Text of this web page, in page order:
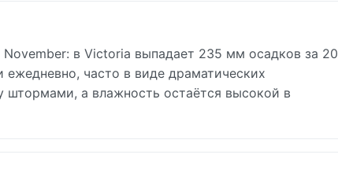
в Victoria выпадает 235 мм осадков за 20
часто в виде драматических
штормами, а влажность остаётся высокой в